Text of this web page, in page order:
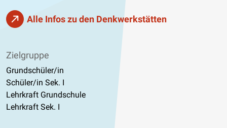
Alle Infos zu den Denkwerkstätten
Zielgruppe
Grundschüler/in
Schüler/in Sek. I
Lehrkraft Grundschule
Lehrkraft Sek. I